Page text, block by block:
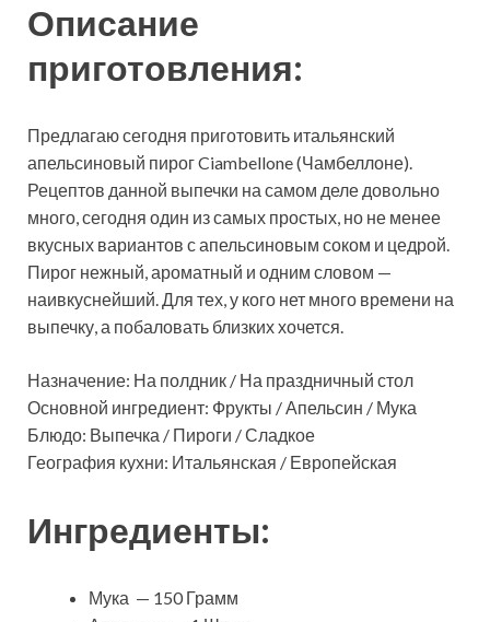
Описание
приготовления:
Предлагаю сегодня приготовить итальянский
апельсиновый пирог Ciambellone (Чамбеллоне).
Рецептов данной выпечки на самом деле довольно
много, сегодня один из самых простых, но не менее
вкусных вариантов с апельсиновым соком и цедрой.
Пирог нежный, ароматный и одним словом —
наивкуснейший. Для тех, у кого нет много времени на
выпечку, а побаловать близких хочется.
Назначение: На полдник / На праздничный стол
Основной ингредиент: Фрукты / Апельсин / Мука
Блюдо: Выпечка / Пироги / Сладкое
География кухни: Итальянская / Европейская
Ингредиенты:
Мука — 150 Грамм